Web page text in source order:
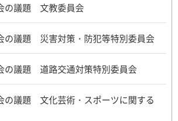
の議題 文教委員会
議題 災害対策・防犯等特別委員会
議題 道路交通対策特別委員会
議題 文化芸術・スポーツに関する